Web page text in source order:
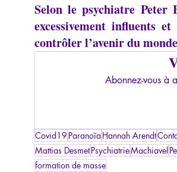
Selon le psychiatre Peter
excessivement influents
contrôler l’avenir du
Abonnez-vous à
Covid19 Paranoïa Hannah Arendt
Mattias DesmetPsychiatrieMachiavel
formation de masse